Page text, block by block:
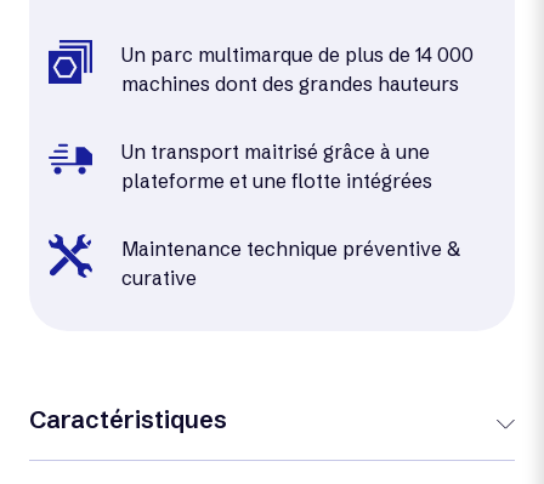
Un parc multimarque de plus de 14 000
machines dont des grandes hauteurs
Un transport maitrisé grâce à une
plateforme et une flotte intégrées
Maintenance technique préventive &
curative
Caractéristiques